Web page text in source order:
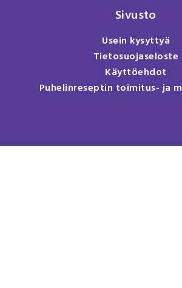
Sivusto
Usein kysyttyä
Tietosuojaseloste
Käyttöehdot
Puhelinreseptin toimitus- ja